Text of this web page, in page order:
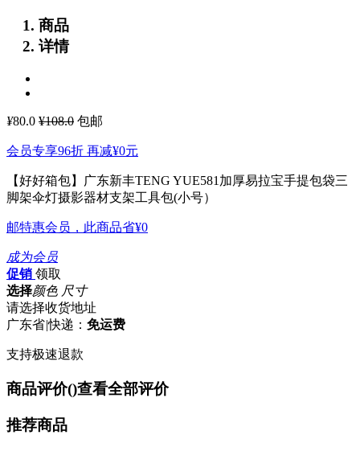
商品
详情
¥80.0 ¥108.0 包邮
会员专享96折 再减¥0元
【好好箱包】广东新丰TENG YUE581加厚易拉宝手提包袋三
脚架伞灯摄影器材支架工具包(小号）
邮特惠会员，此商品省¥0
成为会员
促销 领取
选择颜色 尺寸
请选择收货地址
广东省|快递： 免运费
支持极速退款
商品评价()查看全部评价
推荐商品